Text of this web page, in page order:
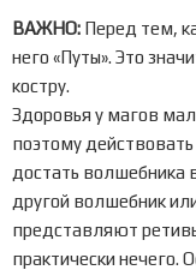
ВАЖНО: Перед тем,
него «Путы». Это
костру.
Здоровья у магов
поэтому
достать волшебника
другой волшебник
представляют
практически нечего.